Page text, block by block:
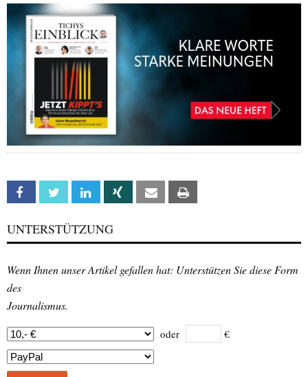
Facebook Twitter Linkedin Xing Email
UNTERSTÜTZUNG
Wenn Ihnen unser Artikel gefallen hat: Unterstützen Sie diese Form
des
Journalismus.
oder €